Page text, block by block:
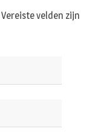
Vereiste velden zijn